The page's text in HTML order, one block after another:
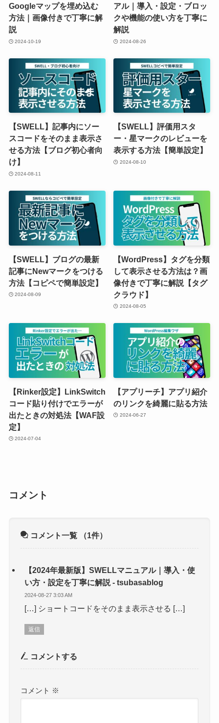
Googleマップを埋め込む
方法｜画像付きで丁寧に解
説
2024-10-19
アル｜導入・設定・ブロッ
クや機能の使い方を丁寧に
解説
2024-08-26
【SWELL】記事内にソー
スコードをそのまま表示さ
せる方法【ブログ初心者向
け】
2024-08-11
【SWELL】評価用スタ
ー・星マークのレビューを
表示する方法【簡単設定】
2024-08-10
【SWELL】ブログの最新
記事にNewマークをつける
方法【コピペで簡単設定】
2024-08-09
【WordPress】タグを分類
して表示させる方法は？画
像付きで丁寧に解説【タグ
クラウド】
2024-08-05
【Rinker設定】LinkSwitch
コード貼り付けでエラーが
出たときの対処法【WAF設
定】
2024-07-04
【アプリーチ】アプリ紹介
のリンクを綺麗に貼る方法
2024-06-27
コメント
コメント一覧 （1件）
【2024年最新版】SWELLマニュアル｜導入・使
い方・設定を丁寧に解説 - tsubasablog
2024-08-27 3:03 AM
[…] ショートコードをそのまま表示させる […]
返信
コメントする
コメント ※